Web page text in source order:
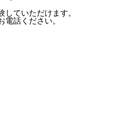
ていただけます。
話ください。